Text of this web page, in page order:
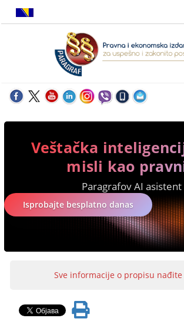
Veštačka
misli kao
Paragrafov AI asistent
Isprobajte besplatno danas
Sve informacije o propisu nađite